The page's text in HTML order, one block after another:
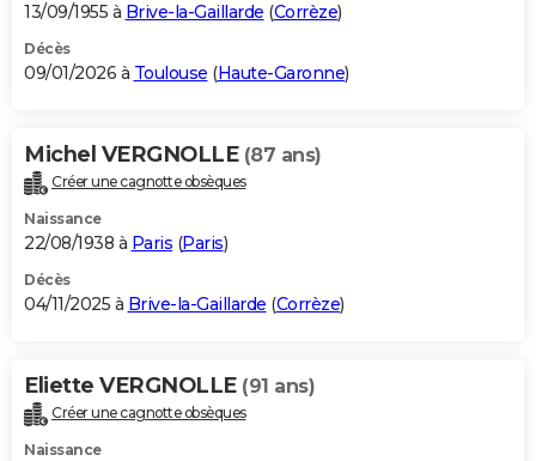
13/09/1955 à Brive-la-Gaillarde (Corrèze)
Décès
09/01/2026 à Toulouse (Haute-Garonne)
Michel VERGNOLLE (87 ans)
Créer une cagnotte obsèques
Naissance
22/08/1938 à Paris (Paris)
Décès
04/11/2025 à Brive-la-Gaillarde (Corrèze)
Eliette VERGNOLLE (91 ans)
Créer une cagnotte obsèques
Naissance